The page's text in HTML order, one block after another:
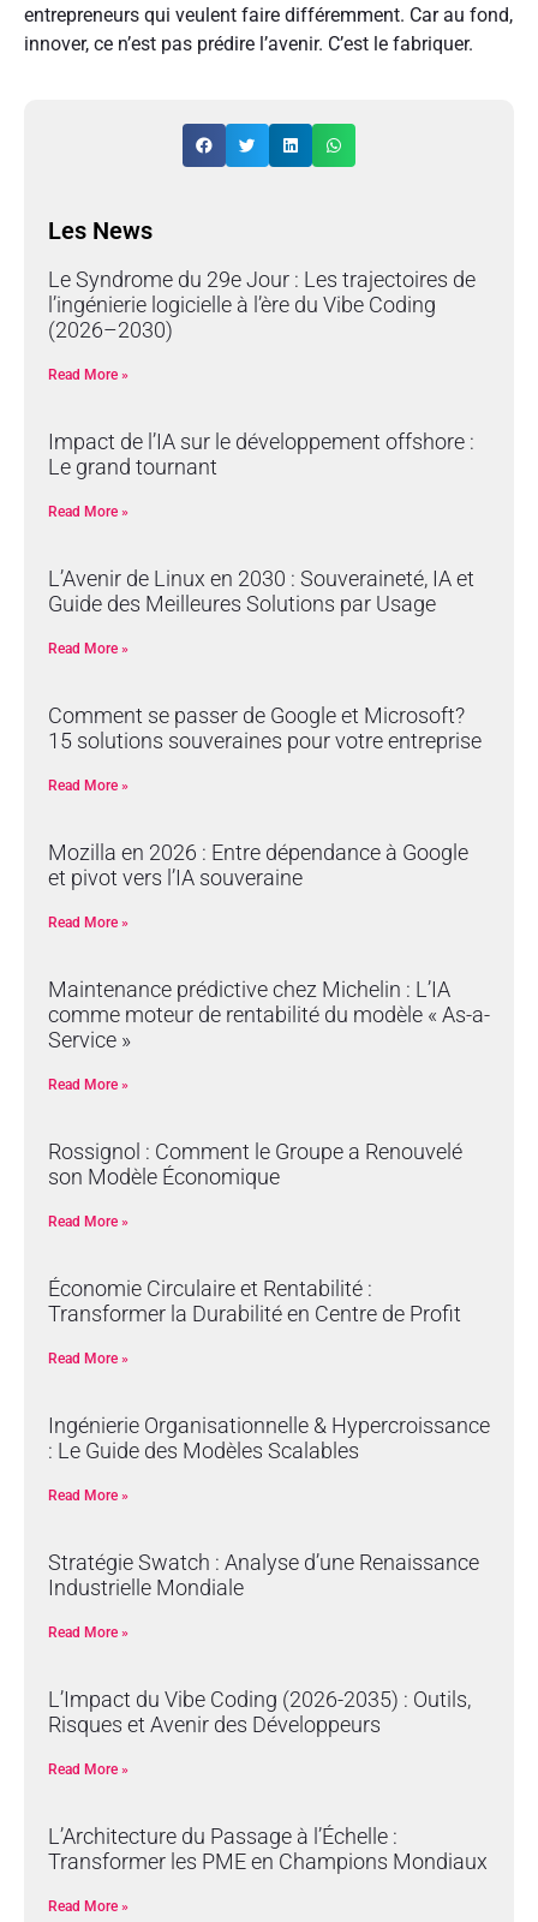
entrepreneurs qui veulent faire différemment. Car au fond,
innover, ce n’est pas prédire l’avenir. C’est le fabriquer.
Les News
Le Syndrome du 29e Jour : Les trajectoires de
l’ingénierie logicielle à l’ère du Vibe Coding
(2026–2030)
Read More »
Impact de l’IA sur le développement offshore :
Le grand tournant
Read More »
L’Avenir de Linux en 2030 : Souveraineté, IA et
Guide des Meilleures Solutions par Usage
Read More »
Comment se passer de Google et Microsoft?
15 solutions souveraines pour votre entreprise
Read More »
Mozilla en 2026 : Entre dépendance à Google
et pivot vers l’IA souveraine
Read More »
Maintenance prédictive chez Michelin : L’IA
comme moteur de rentabilité du modèle « As-a-
Service »
Read More »
Rossignol : Comment le Groupe a Renouvelé
son Modèle Économique
Read More »
Économie Circulaire et Rentabilité :
Transformer la Durabilité en Centre de Profit
Read More »
Ingénierie Organisationnelle & Hypercroissance
: Le Guide des Modèles Scalables
Read More »
Stratégie Swatch : Analyse d’une Renaissance
Industrielle Mondiale
Read More »
L’Impact du Vibe Coding (2026-2035) : Outils,
Risques et Avenir des Développeurs
Read More »
L’Architecture du Passage à l’Échelle :
Transformer les PME en Champions Mondiaux
Read More »